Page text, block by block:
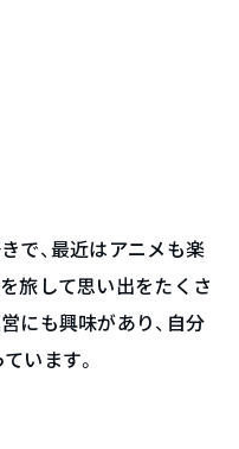
で、最近はアニメも楽
旅して思い出をたくさ
にも興味があり、自分
います。